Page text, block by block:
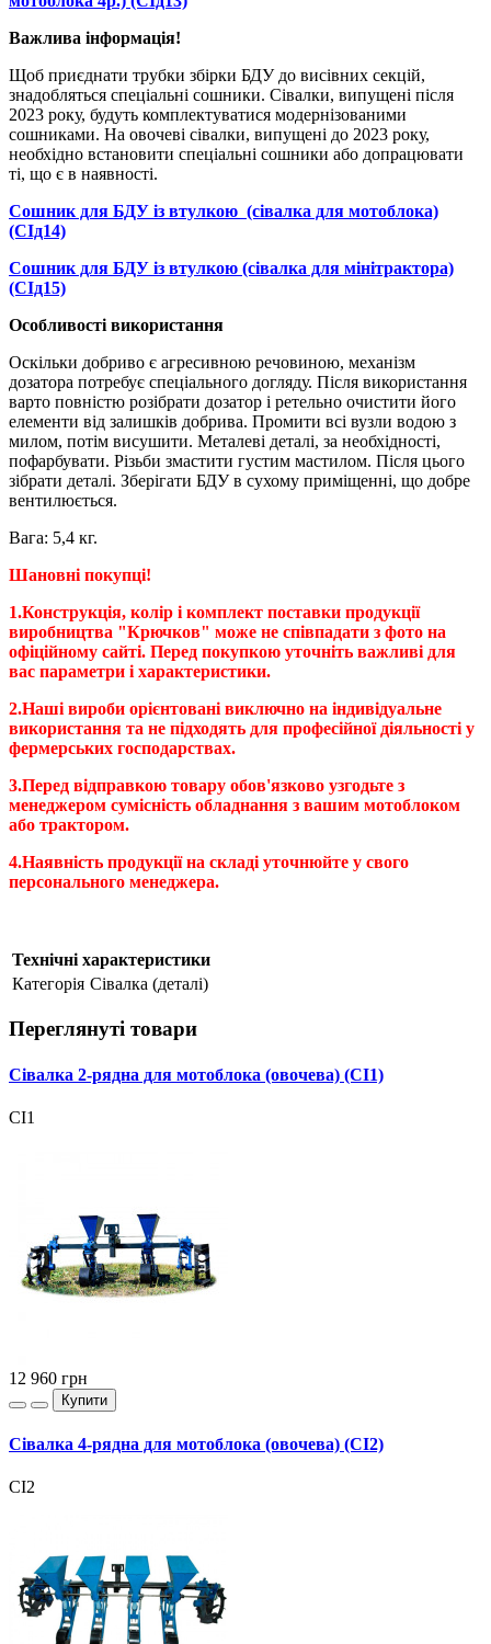
Важлива інформація!
Щоб приєднати трубки збірки БДУ до висівних секцій,
знадобляться спеціальні сошники. Сівалки, випущені після
2023 року, будуть комплектуватися модернізованими
сошниками. На овочеві сівалки, випущені до 2023 року,
необхідно встановити спеціальні сошники або допрацювати
ті, що є в наявності.
Сошник для БДУ із втулкою (сівалка для мотоблока)
(СІд14)
Сошник для БДУ із втулкою (сівалка для мінітрактора)
(СІд15)
Особливості використання
Оскільки добриво є агресивною речовиною, механізм
дозатора потребує спеціального догляду. Після використання
варто повністю розібрати дозатор і ретельно очистити його
елементи від залишків добрива. Промити всі вузли водою з
милом, потім висушити. Металеві деталі, за необхідності,
пофарбувати. Різьби змастити густим мастилом. Після цього
зібрати деталі. Зберігати БДУ в сухому приміщенні, що добре
вентилюється.
Вага: 5,4 кг.
Шановні покупці!
1.Конструкція, колір і комплект поставки продукції
виробництва "Крючков" може не співпадати з фото на
офіційному сайті. Перед покупкою уточніть важливі для
вас параметри і характеристики.
2.Наші вироби орієнтовані виключно на індивідуальне
використання та не підходять для професійної діяльності у
фермерських господарствах.
3.Перед відправкою товару обов'язково узгодьте з
менеджером сумісність обладнання з вашим мотоблоком
або трактором.
4.Наявність продукції на складі уточнюйте у свого
персонального менеджера.
Технічні характеристики
Категорія Сівалка (деталі)
Переглянуті товари
Сівалка 2-рядна для мотоблока (овочева) (СІ1)
СІ1
12 960 грн
Купити
Сівалка 4-рядна для мотоблока (овочева) (СІ2)
СІ2